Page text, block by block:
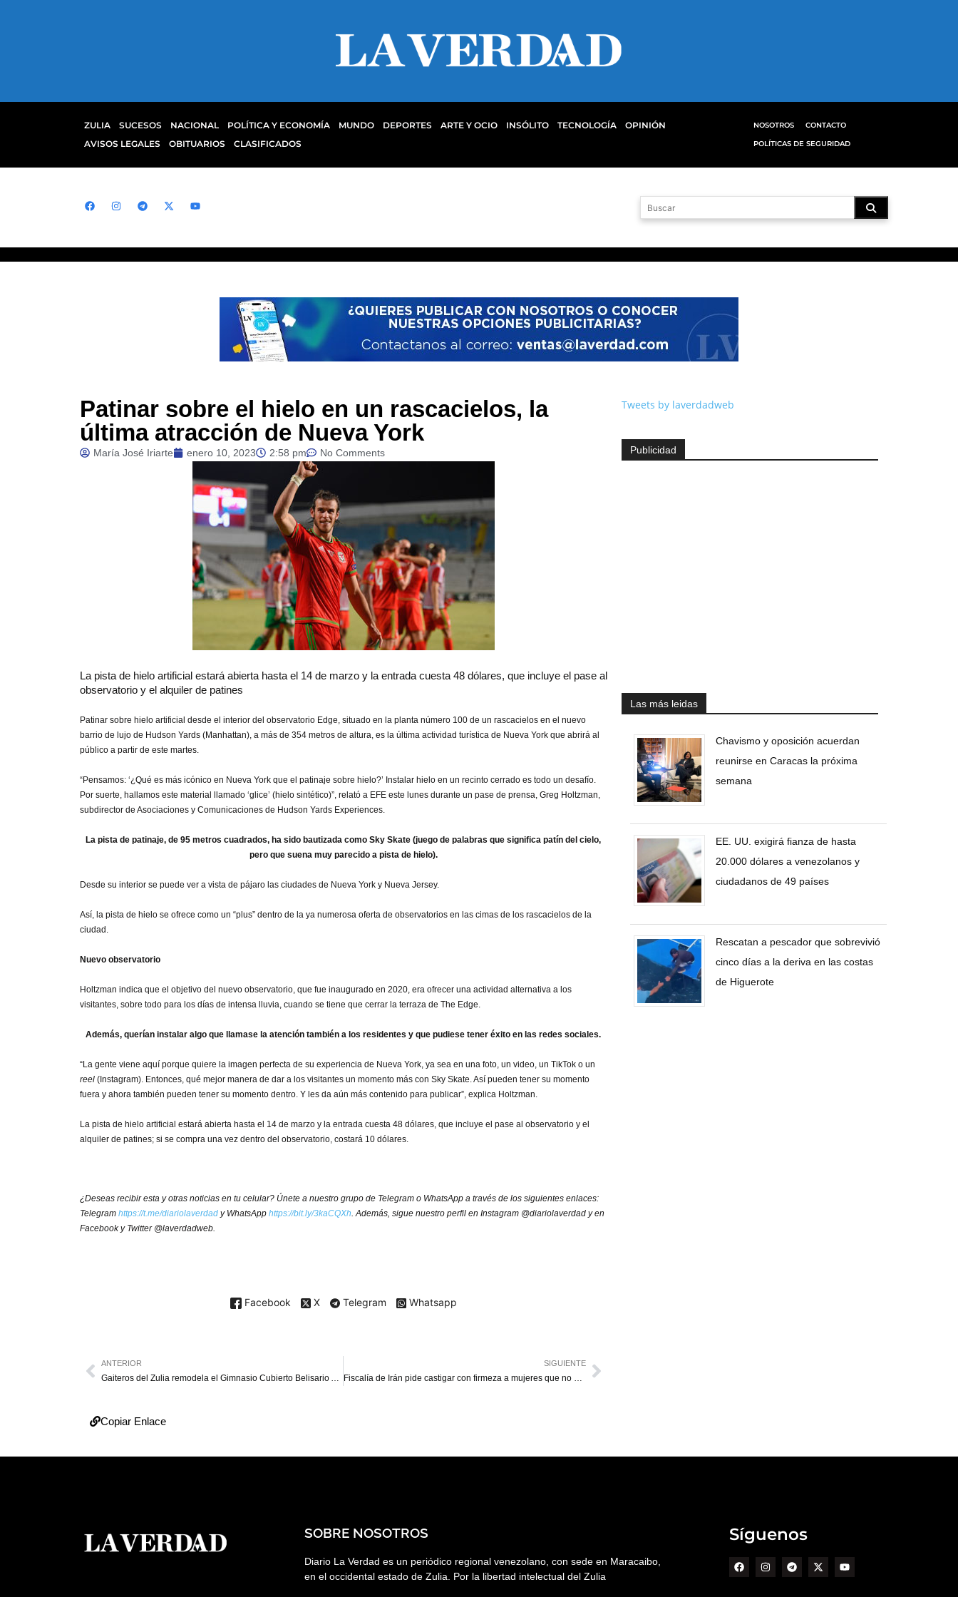
ZULIA SUCESOS NACIONAL POLÍTICA Y ECONOMÍA MUNDO DEPORTES ARTE Y OCIO INSÓLITO TECNOLOGÍA
OPINIÓN
AVISOS LEGALES
OBITUARIOS CLASIFICADOS
NOSOTROS
CONTACTO
POLÍTICAS DE SEGURIDAD
Patinar sobre el hielo en un rascacielos, la
última atracción de Nueva York
María José Iriarte enero 10, 2023 2:58 pm No Comments
La pista de hielo artificial estará abierta hasta el 14 de marzo y la entrada cuesta 48 dólares, que incluye el pase al
observatorio y el alquiler de patines
Patinar sobre hielo artificial desde el interior del observatorio Edge, situado en la planta número 100 de un rascacielos en el nuevo
barrio de lujo de Hudson Yards (Manhattan), a más de 354 metros de altura, es la última actividad turística de Nueva York que abrirá al
público a partir de este martes.
“Pensamos: ‘¿Qué es más icónico en Nueva York que el patinaje sobre hielo?’ Instalar hielo en un recinto cerrado es todo un desafío.
Por suerte, hallamos este material llamado ‘glice’ (hielo sintético)”, relató a EFE este lunes durante un pase de prensa, Greg Holtzman,
subdirector de Asociaciones y Comunicaciones de Hudson Yards Experiences.
La pista de patinaje, de 95 metros cuadrados, ha sido bautizada como Sky Skate (juego de palabras que significa patín del cielo,
pero que suena muy parecido a pista de hielo).
Desde su interior se puede ver a vista de pájaro las ciudades de Nueva York y Nueva Jersey​.
Así, la pista de hielo se ofrece como un “plus” dentro de la ya numerosa oferta de observatorios en las cimas de los rascacielos de la
ciudad.
Nuevo observatorio
Holtzman indica que el objetivo del nuevo observatorio, que fue inaugurado en 2020, era ofrecer una actividad alternativa a los
visitantes, sobre todo para los días de intensa lluvia, cuando se tiene que cerrar la terraza de The Edge.
Además, querían instalar algo que llamase la atención también a los residentes y que pudiese tener éxito en las redes sociales.
“La gente viene aquí porque quiere la imagen perfecta de su experiencia de Nueva York, ya sea en una foto, un video, un TikTok o un
reel (Instagram). Entonces, qué mejor manera de dar a los visitantes un momento más con Sky Skate. Así pueden tener su momento
fuera y ahora también pueden tener su momento dentro. Y les da aún más contenido para publicar”, explica Holtzman.
La pista de hielo artificial estará abierta hasta el 14 de marzo y la entrada cuesta 48 dólares, que incluye el pase al observatorio y el
alquiler de patines; si se compra una vez dentro del observatorio, costará 10 dólares.
¿Deseas recibir esta y otras noticias en tu celular? Únete a nuestro grupo de Telegram o WhatsApp a través de los siguientes enlaces:
Telegram https://t.me/diariolaverdad y WhatsApp https://bit.ly/3kaCQXh. Además, sigue nuestro perfil en Instagram @diariolaverdad y en
Facebook y Twitter @laverdadweb.
Facebook X Telegram Whatsapp
Tweets by laverdadweb
Publicidad
Las más leidas
Chavismo y oposición acuerdan
reunirse en Caracas la próxima
semana
EE. UU. exigirá fianza de hasta
20.000 dólares a venezolanos y
ciudadanos de 49 países
Rescatan a pescador que sobrevivió
cinco días a la deriva en las costas
de Higuerote
ANTERIOR
Gaiteros del Zulia remodela el Gimnasio Cubierto Belisario Aponte
SIGUIENTE
Fiscalía de Irán pide castigar con firmeza a mujeres que no usen el velo
Copiar Enlace
SOBRE NOSOTROS
Diario La Verdad es un periódico regional venezolano, con sede en Maracaibo,
en el occidental estado de Zulia. Por la libertad intelectual del Zulia
Síguenos